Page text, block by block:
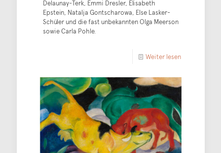
Delaunay-Terk, Emmi Dresler, Elisabeth
Epstein, Natalja Gontscharowa, Else Lasker-
Schüler und die fast unbekannten Olga Meerson
sowie Carla Pohle.
Weiter lesen